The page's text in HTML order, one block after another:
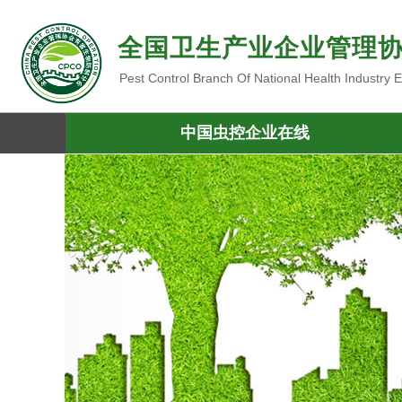
全国卫生产业企业管理
Pest Control Branch Of National Health Industry
中国虫控企业在线